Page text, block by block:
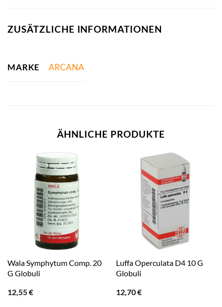
ZUSÄTZLICHE INFORMATIONEN
MARKE ARCANA
ÄHNLICHE PRODUKTE
Wala Symphytum Comp. 20
G Globuli
12,55€
Luffa Operculata D4 10 G
Globuli
12,70€